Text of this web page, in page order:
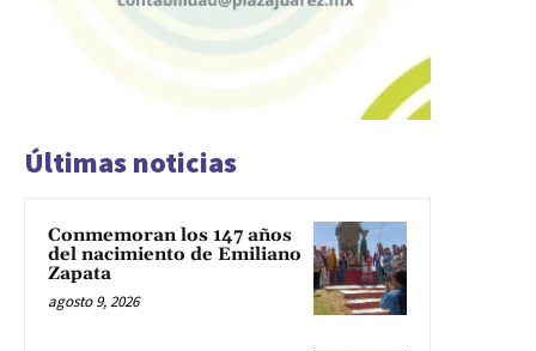
Últimas noticias
Conmemoran los 147 años
del nacimiento de Emiliano
Zapata
agosto 9, 2026